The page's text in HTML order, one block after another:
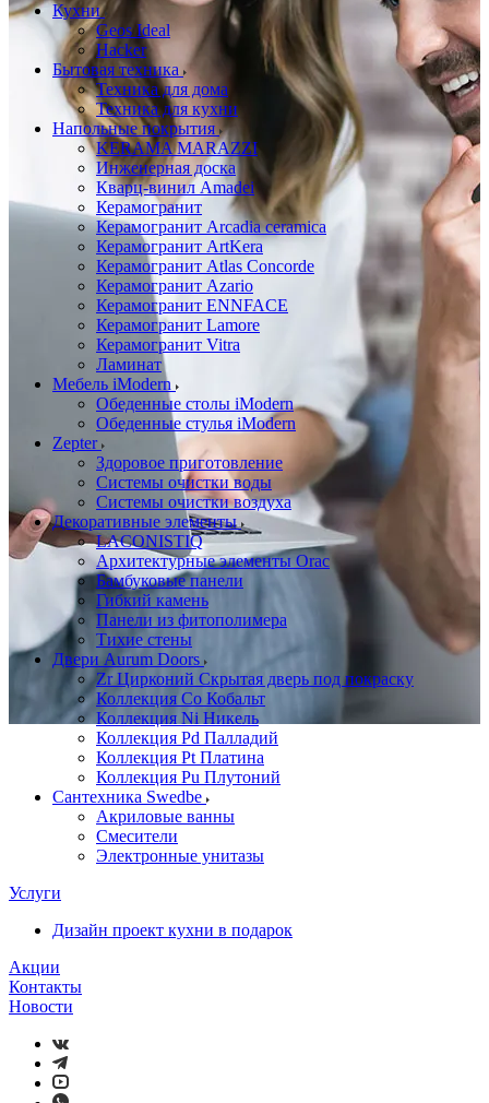
Кухни
Geos Ideal
Hacker
Бытовая техника
Техника для дома
Техника для кухни
Напольные покрытия
KERAMA MARAZZI
Инженерная доска
Кварц-винил Amadei
Керамогранит
Керамогранит Arcadia ceramica
Керамогранит ArtKera
Керамогранит Atlas Concorde
Керамогранит Azario
Керамогранит ENNFACE
Керамогранит Lamore
Керамогранит Vitra
Ламинат
Мебель iModern
Обеденные столы iModern
Обеденные стулья iModern
Zepter
Здоровое приготовление
Системы очистки воды
Системы очистки воздуха
Декоративные элементы
LACONISTIQ
Архитектурные элементы Orac
Бамбуковые панели
Гибкий камень
Панели из фитополимера
Тихие стены
Двери Aurum Doors
Zr Цирконий Скрытая дверь под покраску
Коллекция Co Кобальт
Коллекция Ni Никель
Коллекция Pd Палладий
Коллекция Pt Платина
Коллекция Pu Плутоний
Сантехника Swedbe
Акриловые ванны
Смесители
Электронные унитазы
Услуги
Дизайн проект кухни в подарок
Акции
Контакты
Новости